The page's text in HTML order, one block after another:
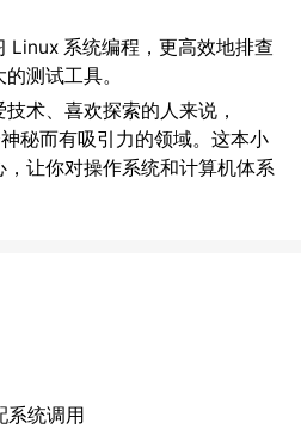
Linux 系统编程，更高效地排查
测试工具。
术、喜欢探索的人来说，
秘而有吸引力的领域。这本小
让你对操作系统和计算机体系
系统调用